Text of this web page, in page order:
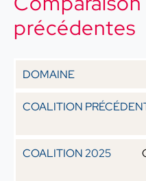
précédentes